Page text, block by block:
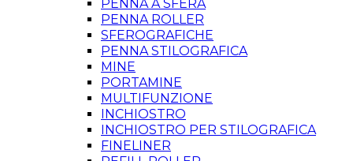
PENNA A SFERA
PENNA ROLLER
SFEROGRAFICHE
PENNA STILOGRAFICA
MINE
PORTAMINE
MULTIFUNZIONE
INCHIOSTRO
INCHIOSTRO PER STILOGRAFICA
FINELINER